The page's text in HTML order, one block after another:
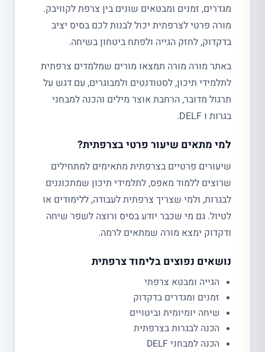
מגדרים, זמנים ומבטאים שונים בין צרפת לקוויבק.
מורה פרטי לצרפתית יכול לבנות לכם בסיס יציב
בדקדוק, לחזק הגייה ולפתח ביטחון בשיחה.
באתר מורה מורה תמצאו מורים שמלמדים צרפתית
לתלמידי תיכון, לסטודנטים ולמבוגרים, עם דגש על
תרגול מדובר, הרחבת אוצר מילים והכנה למבחני
בגרות ו DELF.
למי מתאים שיעור פרטי בצרפתית?
שיעורים פרטיים בצרפתית מתאימים למתחילים
שרוצים ללמוד מאפס, לתלמידי תיכון שמתכוננים
לבגרות, ולמי שצריך צרפתית לעבודה, ללימודים או
לטיול. גם מי שכבר יודע בסיס ורוצה לשפר שיחה
ודקדוק ימצא מורה שמתאים לרמה.
נושאים נפוצים בלימוד צרפתית
הגייה ומבטא צרפתי
זמנים ומגדרים בדקדוק
שיחה יומיומית וביטויים
הכנה לבגרות בצרפתית
הכנה למבחני DELF